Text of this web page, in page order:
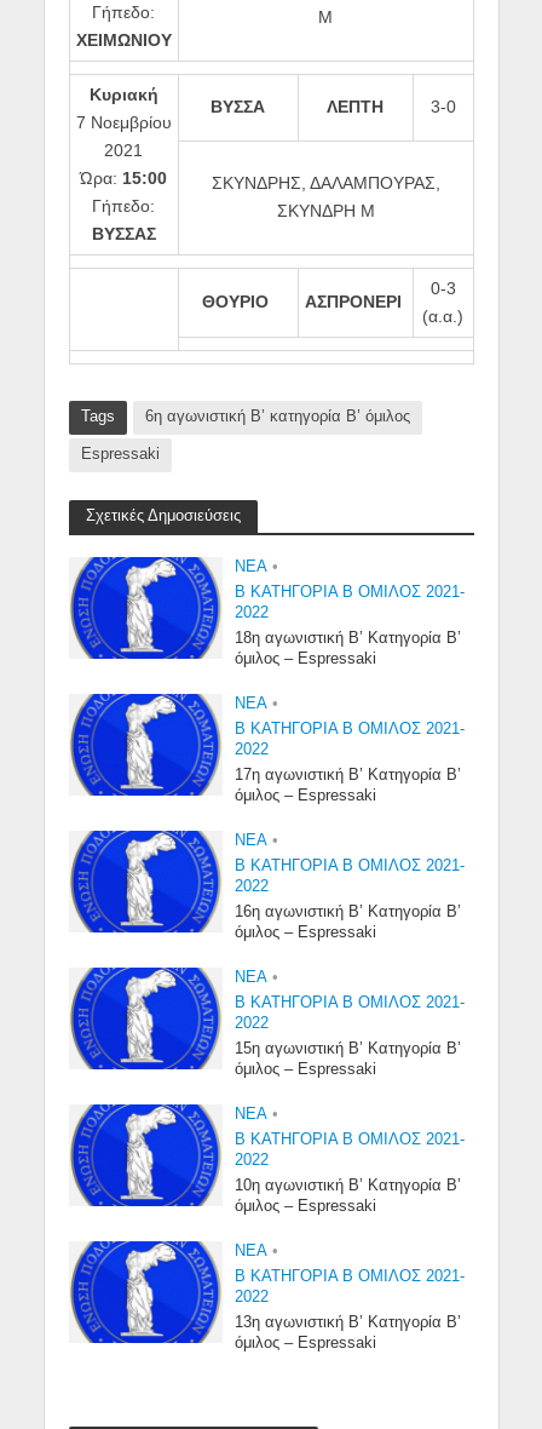
Γήπεδο:
ΧΕΙΜΩΝΙΟΥ
Μ
Κυριακή
7 Νοεμβρίου
2021
Ώρα: 15:00
Γήπεδο:
ΒΥΣΣΑΣ
ΒΥΣΣΑ ΛΕΠΤΗ 3-0
ΣΚΥΝΔΡΗΣ, ΔΑΛΑΜΠΟΥΡΑΣ,
ΣΚΥΝΔΡΗ Μ
ΘΟΥΡΙΟ ΑΣΠΡΟΝΕΡΙ
0-3
(α.α.)
Tags 6η αγωνιστική Β’ κατηγορία Β’ όμιλος
Espressaki
Σχετικές Δημοσιεύσεις
NEA •
Β ΚΑΤΗΓΟΡΙΑ Β ΟΜΙΛΟΣ 2021-
2022
18η αγωνιστική Β’ Κατηγορία Β’
όμιλος – Espressaki
NEA •
Β ΚΑΤΗΓΟΡΙΑ Β ΟΜΙΛΟΣ 2021-
2022
17η αγωνιστική Β’ Κατηγορία Β’
όμιλος – Espressaki
NEA •
Β ΚΑΤΗΓΟΡΙΑ Β ΟΜΙΛΟΣ 2021-
2022
16η αγωνιστική Β’ Κατηγορία Β’
όμιλος – Espressaki
NEA •
Β ΚΑΤΗΓΟΡΙΑ Β ΟΜΙΛΟΣ 2021-
2022
15η αγωνιστική Β’ Κατηγορία Β’
όμιλος – Espressaki
NEA •
Β ΚΑΤΗΓΟΡΙΑ Β ΟΜΙΛΟΣ 2021-
2022
10η αγωνιστική Β’ Κατηγορία Β’
όμιλος – Espressaki
NEA •
Β ΚΑΤΗΓΟΡΙΑ Β ΟΜΙΛΟΣ 2021-
2022
13η αγωνιστική Β’ Κατηγορία Β’
όμιλος – Espressaki